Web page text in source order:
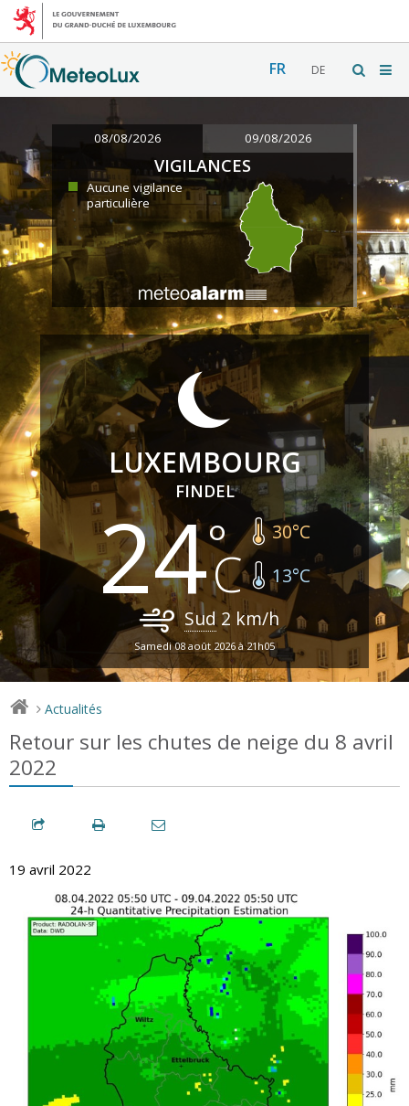
FR DE
08/08/2026 09/08/2026
VIGILANCES
Aucune vigilance
particulière
LUXEMBOURG
FINDEL
24 30°C
13°C
Sud 2 km/h
Samedi 08 août 2026 à 21h05
> Actualités
Retour sur les chutes de neige du 8 avril
2022
19 avril 2022